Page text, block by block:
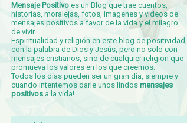
Mensaje Positivo es un Blog que trae cuentos,
historias, moralejas, fotos, imagenes y videos de
mensajes positivos a favor de la vida y el milagro
de vivir.
Espiritualidad y religión en este blog de positividad,
con la palabra de Dios y Jesús, pero no solo con
mensajes cristianos, sino de cualquier religion que
promueva los valores en los que creemos.
Todos los días pueden ser un gran día, siempre y
cuando intentemos darle unos lindos mensajes
positivos a la vida!